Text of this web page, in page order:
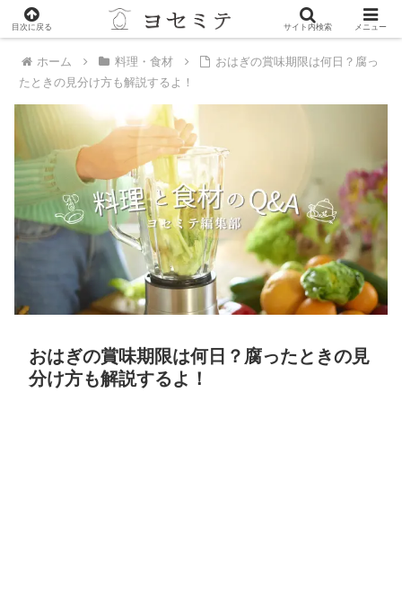
PR
ホーム 料理・食材
おはぎの賞味期限は何日？腐っ
たときの見分け方も解説するよ！
おはぎの賞味期限は何日？腐ったときの見
分け方も解説するよ！
目次に戻る サイト内検索 メニュー